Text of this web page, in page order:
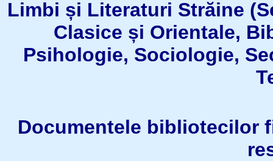
Limbi și Literaturi Străine
Clasice și Orientale,
Psihologie, Sociologie,
Documentele bibliotecilor